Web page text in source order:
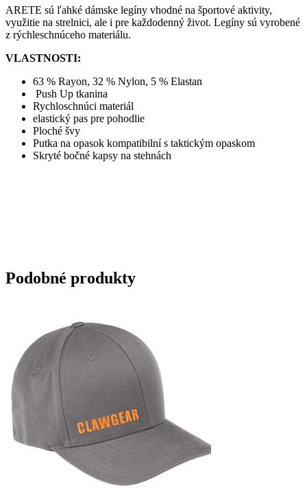
ARETE sú ľahké dámske legíny vhodné na športové aktivity,
využitie na strelnici, ale i pre každodenný život. Legíny sú vyrobené
z rýchleschnúceho materiálu.
VLASTNOSTI:
63 % Rayon, 32 % Nylon, 5 % Elastan
Push Up tkanina
Rychloschnúci materiál
elastický pas pre pohodlie
Ploché švy
Putka na opasok kompatibilní s taktickým opaskom
Skryté bočné kapsy na stehnách
Podobné produkty